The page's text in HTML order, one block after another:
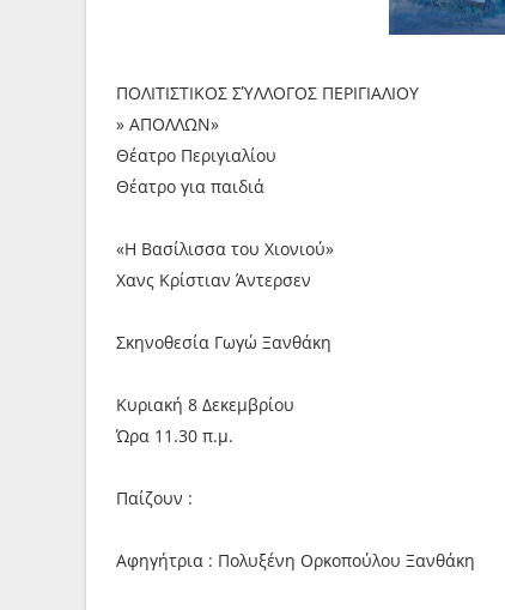
ΠΟΛΙΤΙΣΤΙΚΟΣ ΣΎΛΛΟΓΟΣ ΠΕΡΙΓΙΑΛΙΟΥ
» ΑΠΟΛΛΩΝ»
Θέατρο Περιγιαλίου
Θέατρο για παιδιά
«Η Βασίλισσα του Χιονιού»
Χανς Κρίστιαν Άντερσεν
Σκηνοθεσία Γωγώ Ξανθάκη
Κυριακή 8 Δεκεμβρίου
Ώρα 11.30 π.μ.
Παίζουν :
Αφηγήτρια : Πολυξένη Ορκοπούλου Ξανθάκη